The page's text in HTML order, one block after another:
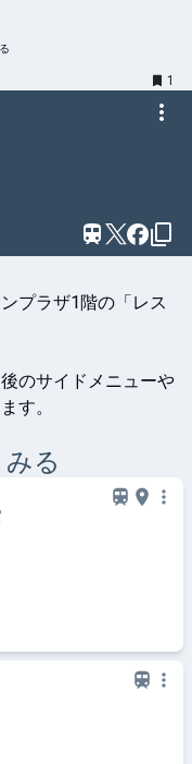
1
プラザ1階の「レス
のサイドメニューや
す。
る